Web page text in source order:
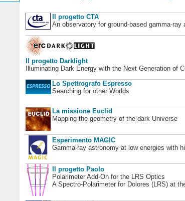
Il progetto CTA
An observatory for ground-based gamma-ray
Il progetto Darklight
Illuminating Dark Energy with the Next Generation of
Lo Spettrografo Espresso
Searching for other Worlds
La missione Euclid
Mapping the geometry of the dark Universe
Esperimento MAGIC
Gamma-ray astronomy at low energies with
Il progetto Paolo
Polarimeter Add-On for the LRS Optics
A Spectro-Polarimeter for Dolores (LRS) at